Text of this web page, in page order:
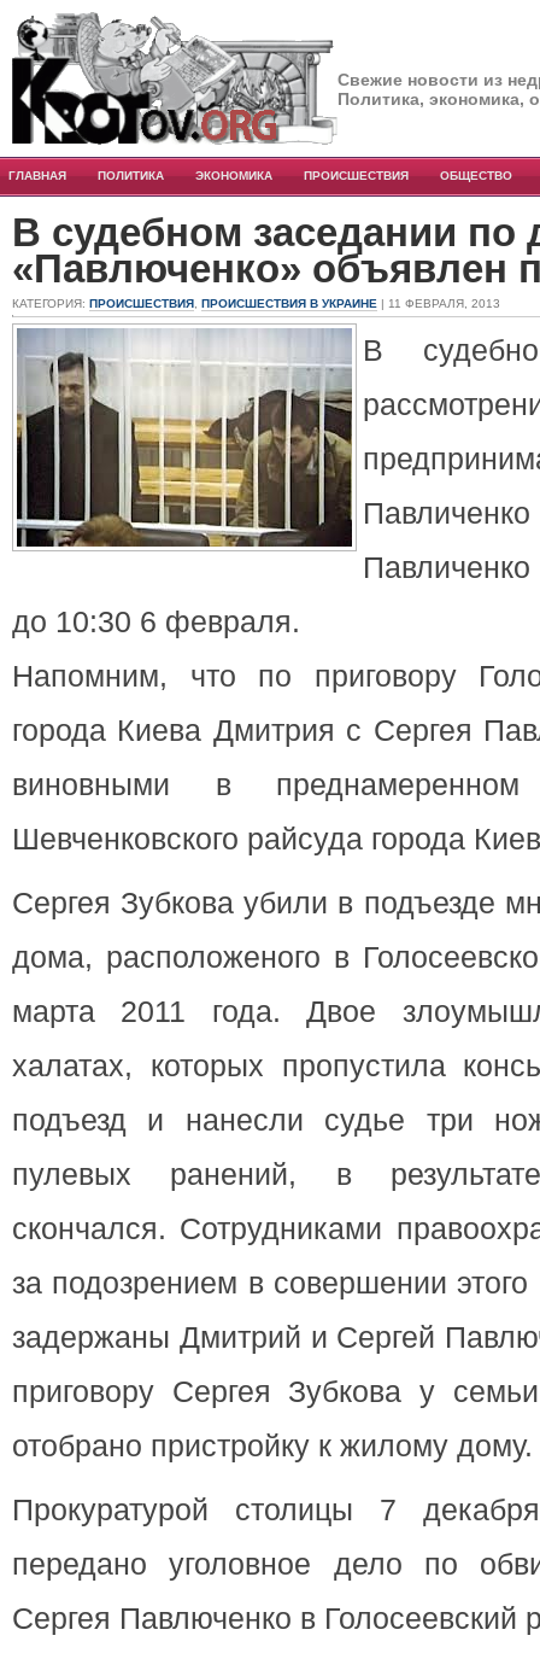
Свежие новости из
Политика, экономика,
ГЛАВНАЯ ПОЛИТИКА ЭКОНОМИКА ПРОИСШЕСТВИЯ ОБЩЕСТВО
В судебном заседании по
«Павлюченко» объявлен
КАТЕГОРИЯ: ПРОИСШЕСТВИЯ ПРОИСШЕСТВИЯ В УКРАИНЕ | 11 ФЕВРАЛЯ, 2013
В
до 10:30 6 февраля.
Напомним, что по приговору
города Киева Дмитрия с Сергея
виновными в
Шевченковского райсуда города
Сергея Зубкова убили в подъезде
дома, расположеного в
марта 2011 года. Двое
халатах, которых пропустила
подъезд и нанесли судье три
пулевых ранений, в
скончался. Сотрудниками
за подозрением в совершении
задержаны Дмитрий и Сергей
приговору Сергея Зубкова у
отобрано пристройку к жилому дому.
Прокуратурой столицы 7
передано уголовное дело по
Сергея Павлюченко в Голосеевский